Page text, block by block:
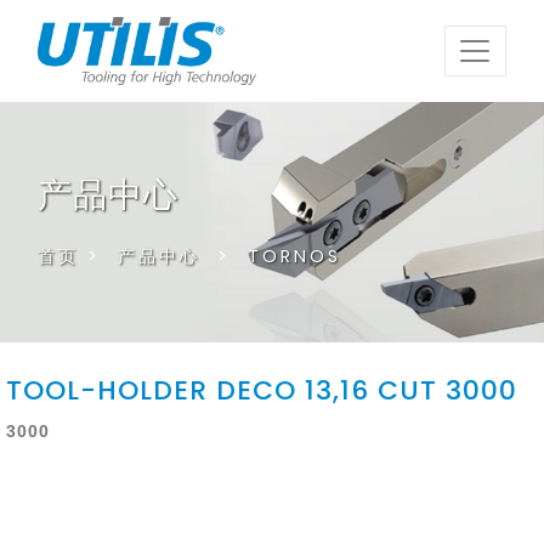
产品中心
首页 > 产品中心 > TORNOS
TOOL-HOLDER DECO 13,16 CUT 3000
3000